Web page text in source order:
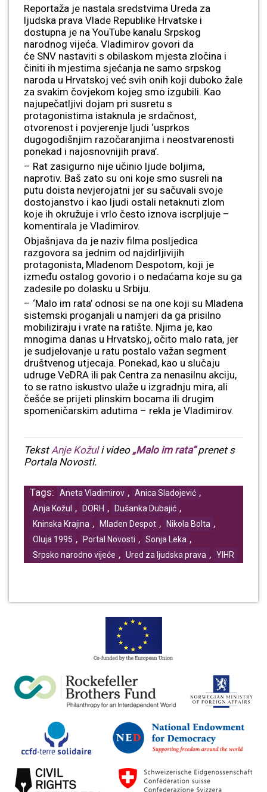
Reportaža je nastala sredstvima Ureda za
ljudska prava Vlade Republike Hrvatske i
dostupna je na YouTube kanalu Srpskog
narodnog vijeća. Vladimirov govori da
će SNV nastaviti s obilaskom mjesta zločina i
činiti ih mjestima sjećanja ne samo srpskog
naroda u Hrvatskoj već svih onih koji duboko žale
za svakim čovjekom kojeg smo izgubili. Kao
najupečatljivi dojam pri susretu s
protagonistima istaknula je srdačnost,
otvorenost i povjerenje ljudi ‘usprkos
dugogodišnjim razočaranjima i neostvarenosti
ponekad i najosnovnijih prava’.
– Rat zasigurno nije učinio ljude boljima,
naprotiv. Baš zato su oni koje smo susreli na
putu doista nevjerojatni jer su sačuvali svoje
dostojanstvo i kao ljudi ostali netaknuti zlom
koje ih okružuje i vrlo često iznova iscrpljuje –
komentirala je Vladimirov.
Objašnjava da je naziv filma posljedica
razgovora sa jednim od najdirljivijih
protagonista, Mladenom Despotom, koji je
između ostalog govorio i o nedaćama koje su ga
zadesile po dolasku u Srbiju.
– ‘Malo im rata’ odnosi se na one koji su Mladena
sistemski proganjali u namjeri da ga prisilno
mobiliziraju i vrate na ratište. Njima je, kao
mnogima danas u Hrvatskoj, očito malo rata, jer
je sudjelovanje u ratu postalo važan segment
društvenog utjecaja. Ponekad, kao u slučaju
udruge VeDRA ili pak Centra za nenasilnu akciju,
to se ratno iskustvo ulaže u izgradnju mira, ali
češće se prijeti plinskim bocama ili drugim
spomeničarskim adutima – rekla je Vladimirov.
Tekst Anje Kožuli video „Malo im rata“prenet s
Portala Novosti.
Tags: Aneta Vladimirov , Anica Sladojević ,
Anja Kožul , DORH , Dušanka Dubajić ,
Kninska Krajina , Mladen Despot , Nikola Bolta ,
Oluja 1995 , Portal Novosti , Sonja Leka ,
Srpsko narodno vijeće , Ured za ljudska prava , YIHR